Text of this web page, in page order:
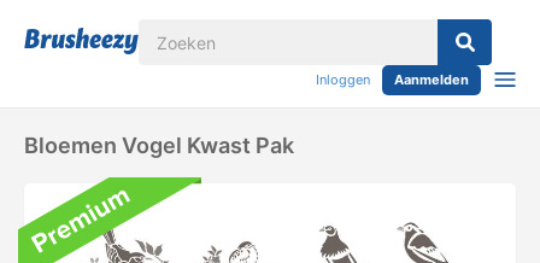
Inloggen Aanmelden
Bloemen Vogel Kwast Pak